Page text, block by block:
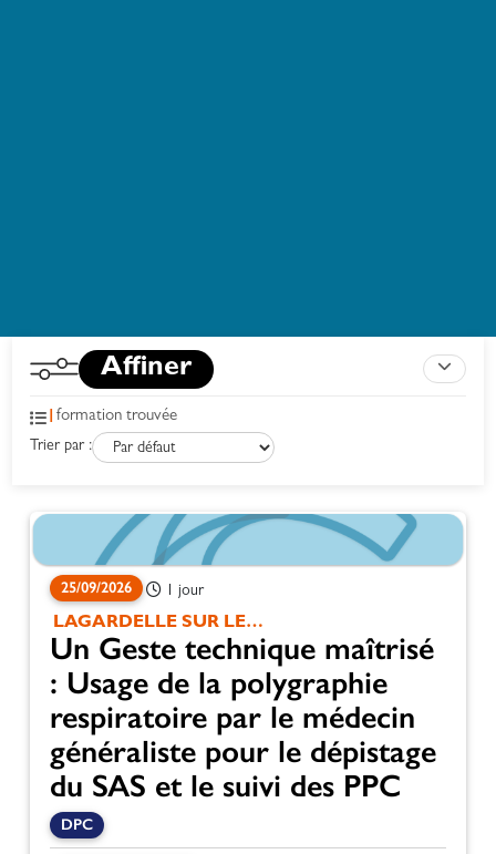
Affiner
1formation trouvée
Trier par :
25/09/2026 1 jour
LAGARDELLE SUR LEZE
Un Geste technique maîtrisé
: Usage de la polygraphie
respiratoire par le médecin
généraliste pour le dépistage
du SAS et le suivi des PPC
DPC